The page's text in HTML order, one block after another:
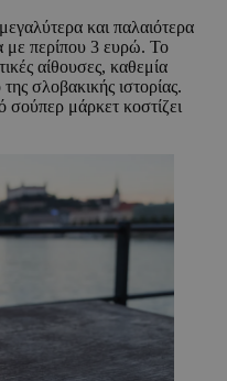
και παλαιότερα
με περίπου 3 ευρώ. Το
αίθουσες, καθεμία
σλοβακικής ιστορίας.
μάρκετ κοστίζει